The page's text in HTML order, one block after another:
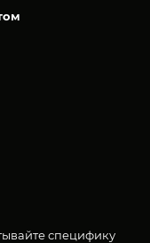
специфику